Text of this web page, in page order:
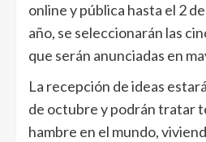
online y pública hasta el 2
año, se seleccionarán las
que serán anunciadas en
La recepción de ideas
de octubre y podrán tratar
hambre en el mundo,